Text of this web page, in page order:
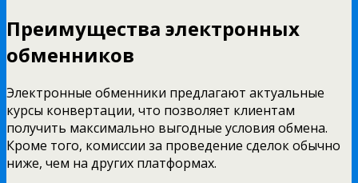
Преимущества электронных
обменников
Электронные обменники предлагают актуальные
курсы конвертации, что позволяет клиентам
получить максимально выгодные условия обмена.
Кроме того, комиссии за проведение сделок обычно
ниже, чем на других платформах.